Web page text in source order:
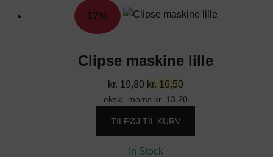
17%
Clipse maskine lille
kr.19,80 Den
oprindelige
kr. 19,80.
kr. 16,50
aktuelle
ekskl. moms kr. 13,20
TILFØJ TIL KURV
In Stock